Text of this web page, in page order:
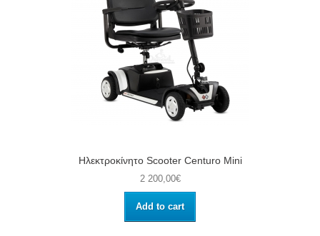
Ηλεκτροκίνητο Scooter Centuro Mini
2 200,00€
Add to cart